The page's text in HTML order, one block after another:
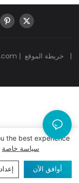
|
|
the best experience
سياسة خاصة
أوافق الآن